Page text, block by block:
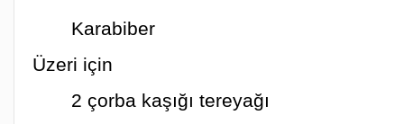
Karabiber
Üzeri için
2 çorba kaşığı tereyağı